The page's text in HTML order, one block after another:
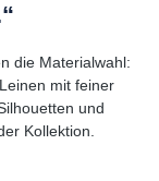
die Materialwahl:
mit feiner
und
Kollektion.